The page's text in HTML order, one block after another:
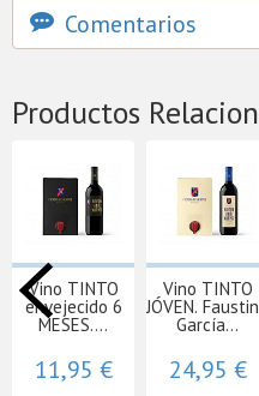
Comentarios
Productos
Vino TINTO
envejecido 6
MESES....
11,95 €
Vino TINTO
JÓVEN.
García...
24,95 €